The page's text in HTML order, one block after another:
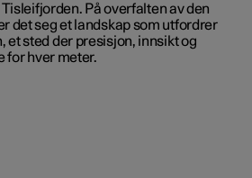
På overfalten av den
det seg et landskap som utfordrer
et sted der presisjon, innsikt og
for hver meter.